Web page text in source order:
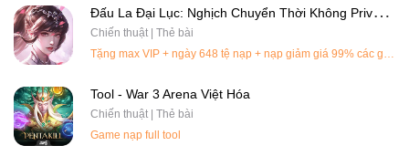
Đ
Ấu La Đại Lục: Nghịch Chuyển Thời Không Private Việt Hoá
Chiến thuật | Thẻ bài
Tool - War 3 Arena Việt Hóa
Chiến thuật | Thẻ bài
Game nạp full tool